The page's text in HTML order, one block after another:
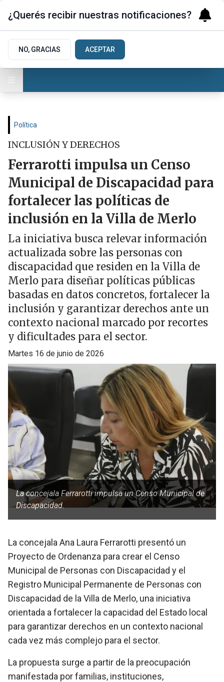
Política
INCLUSIÓN Y DERECHOS
Ferrarotti impulsa un Censo
Municipal de Discapacidad para
fortalecer las políticas de
inclusión en la Villa de Merlo
La iniciativa busca relevar información
actualizada sobre las personas con
discapacidad que residen en la Villa de
Merlo para diseñar políticas públicas
basadas en datos concretos, fortalecer la
inclusión y garantizar derechos ante un
contexto nacional marcado por recortes
y dificultades para el sector.
martes 16 de junio de 2026
La concejala Ferrarotti impulsa un Censo Municipal de
Discapacidad.
La concejala Ana Laura Ferrarotti presentó un
Proyecto de Ordenanza para crear el Censo
Municipal de Personas con Discapacidad y el
Registro Municipal Permanente de Personas con
Discapacidad de la Villa de Merlo, una iniciativa
orientada a fortalecer la capacidad del Estado local
para garantizar derechos en un contexto nacional
cada vez más complejo para el sector.
La propuesta surge a partir de la preocupación
manifestada por familias, instituciones,
¿Querés recibir nuestras notificaciones?
NO, GRACIAS ACEPTAR